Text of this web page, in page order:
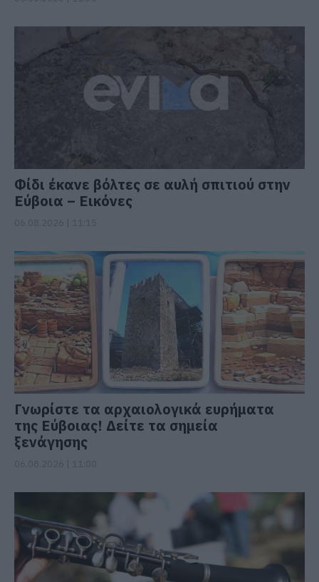
Φίδι έκανε βόλτες σε αυλή σπιτιού στην
Εύβοια – Εικόνες
Γνωρίστε τα αρχαιολογικά ευρήματα
της Εύβοιας! Δείτε τα σημεία
ξενάγησης